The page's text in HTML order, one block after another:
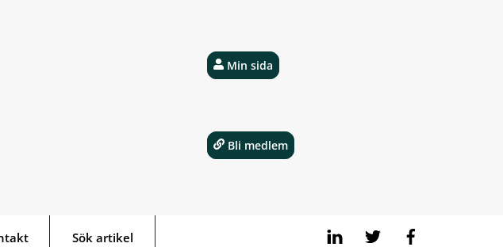
LinkedIn Twitter
Sök artikel
Min sida
Bli medlem